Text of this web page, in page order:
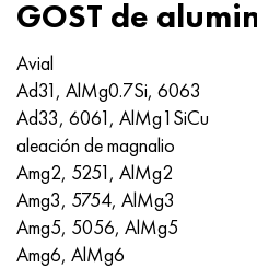
GOST de
Avial
Ad31, AlMg0.7Si, 6063
Ad33, 6061, AlMg1SiCu
aleación de magnalio
Amg2, 5251, AlMg2
Amg3, 5754, AlMg3
Amg5, 5056, AlMg5
Amg6, AlMg6